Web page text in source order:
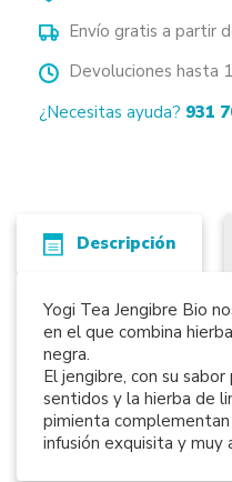
Envío gratis a partir
Devoluciones hasta
¿Necesitas ayuda? 931
Descripción
Yogi Tea Jengibre Bio
en el que combina
negra.
El jengibre, con su
sentidos y la hierba de
pimienta
infusión exquisita y muy